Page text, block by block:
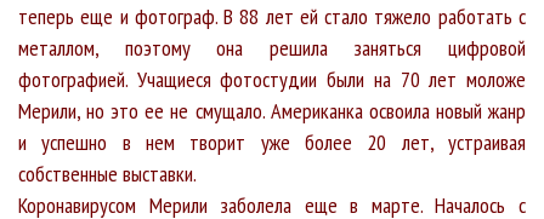
теперь еще и фотограф. В 88 лет ей стало тяжело работать с
металлом, поэтому она решила заняться цифровой
фотографией. Учащиеся фотостудии были на 70 лет моложе
Мерили, но это ее не смущало. Американка освоила новый жанр
и успешно в нем творит уже более 20 лет, устраивая
собственные выставки.
Коронавирусом Мерили заболела еще в марте. Началось с